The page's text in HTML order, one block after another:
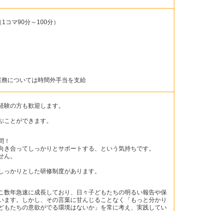
コマ90分～100分）
については時間外手当を支給
の方も歓迎します。
とができます。
！
合ってしっかりとサポートする、という気持ちです。
ん。
かりとした研修制度があります。
数年急速に成長しており、日々子どもたちの明るい報告や保
ます。しかし、その言葉に甘んじることなく「もっと分かり
もたちの意欲がでる環境はないか」を常に考え、実践してい